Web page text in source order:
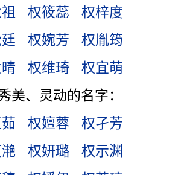
权筱蕊
权梓度
权婉芳
权胤筠
权维琦
权宜萌
美、灵动的名字：
权嬗蓉
权孑芳
权妍璐
权示渊